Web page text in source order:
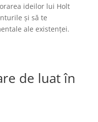
ideilor lui Holt
și să te
ale existenței.
de luat în